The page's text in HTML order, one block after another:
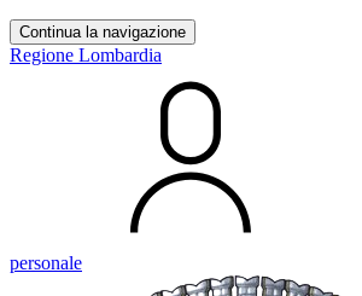
Continua la navigazione
Regione Lombardia
personale